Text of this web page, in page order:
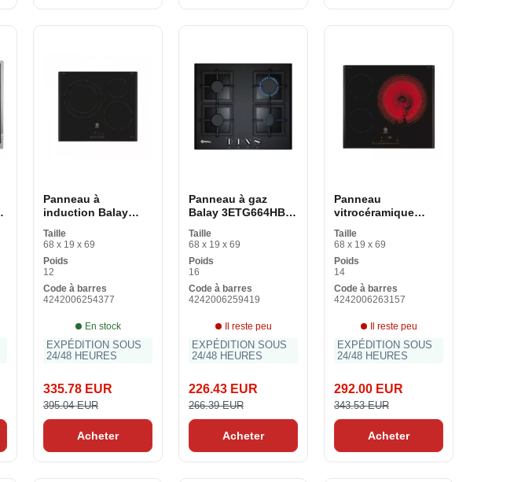
Panneau à
induction Balay
59,2 cm 60 cm 7400
Taille
68 x 19 x 69
Poids
12
Code à barres
4242006254377
En stock
EXPÉDITION SOUS
24/48 HEURES
335.78 EUR
395.04 EUR
Acheter
Panneau à gaz
Balay 3ETG664HB
Taille
68 x 19 x 69
Poids
16
Code à barres
4242006259419
Il reste peu
EXPÉDITION SOUS
24/48 HEURES
226.43 EUR
266.39 EUR
Acheter
Panneau
vitrocéramique
cm 60 cm
Taille
68 x 19 x 69
Poids
14
Code à barres
4242006263157
Il reste peu
EXPÉDITION SOUS
24/48 HEURES
292.00 EUR
343.53 EUR
Acheter